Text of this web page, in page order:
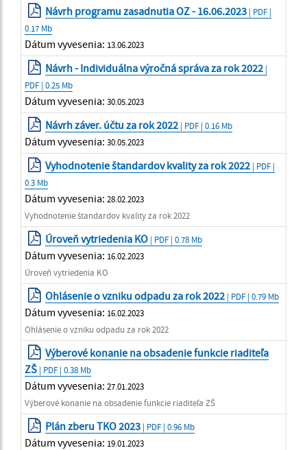
Návrh programu zasadnutia OZ - 16.06.2023 | PDF |
0.17 Mb
Dátum vyvesenia: 13.06.2023
Návrh - Individuálna výročná správa za rok 2022 |
PDF | 0.25 Mb
Dátum vyvesenia: 30.05.2023
Návrh záver. účtu za rok 2022 | PDF | 0.16 Mb
Dátum vyvesenia: 30.05.2023
Vyhodnotenie štandardov kvality za rok 2022 | PDF |
0.3 Mb
Dátum vyvesenia: 28.02.2023
Vyhodnotenie štandardov kvality za rok 2022
Úroveň vytriedenia KO | PDF | 0.78 Mb
Dátum vyvesenia: 16.02.2023
Úroveň vytriedenia KO
Ohlásenie o vzniku odpadu za rok 2022 | PDF | 0.79 Mb
Dátum vyvesenia: 16.02.2023
Ohlásenie o vzniku odpadu za rok 2022
Výberové konanie na obsadenie funkcie riaditeľa
ZŠ | PDF | 0.38 Mb
Dátum vyvesenia: 27.01.2023
Výberové konanie na obsadenie funkcie riaditeľa ZŠ
Plán zberu TKO 2023 | PDF | 0.96 Mb
Dátum vyvesenia: 19.01.2023